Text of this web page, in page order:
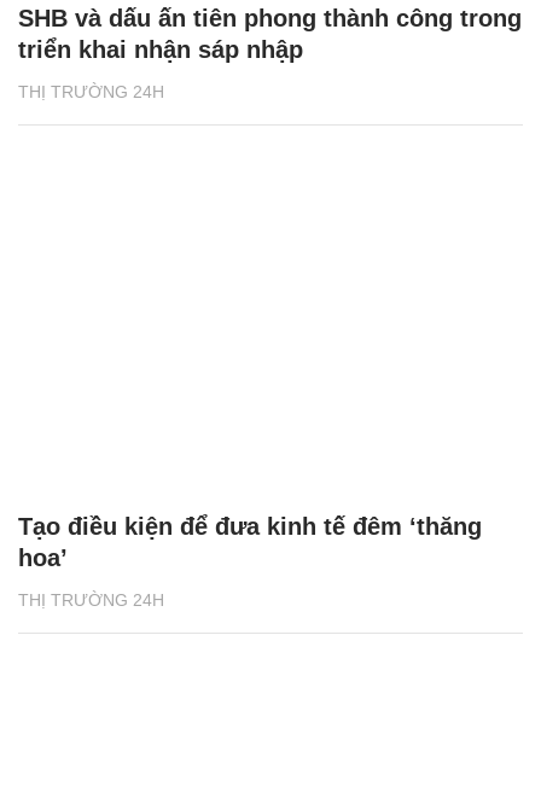
THỊ TRƯỜNG 24H
SHB và dấu ấn tiên phong thành công trong
triển khai nhận sáp nhập
THỊ TRƯỜNG 24H
Tạo điều kiện để đưa kinh tế đêm ‘thăng
hoa’